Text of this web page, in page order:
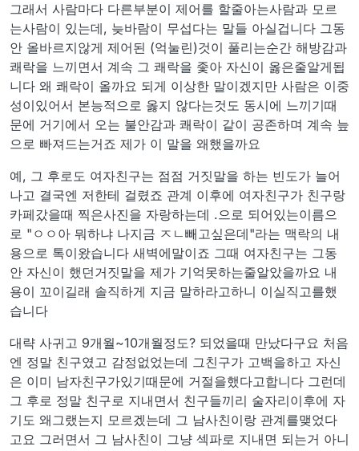
그래서 사람마다 다른부분이 제어를 할줄아는사람과 모르
는사람이 있는데, 늦바람이 무섭다는 말들 아실겁니다 그동
안 올바르지않게 제어된 (억눌린)것이 풀리는순간 해방감과
쾌락을 느끼면서 계속 그 쾌락을 좇아 자신이 옳은줄알게됩
니다 왜 쾌락이 올까요 되게 이상한 말이겠지만 사람은 이중
성이있어서 본능적으로 옳지 않다는것도 동시에 느끼기때
문에 거기에서 오는 불안감과 쾌락이 같이 공존하며 계속 늪
으로 빠져드는거죠 제가 이 말을 왜했을까요
예, 그 후로도 여자친구는 점점 거짓말을 하는 빈도가 늘어
나고 결국엔 저한테 걸렸죠 관계 이후에 여자친구가 친구랑
카페갔을때 찍은사진을 자랑하는데 .으로 되어있는이름으
로 "ㅇㅇ아 뭐하냐 나지금 ㅈㄴ빼고싶은데"라는 맥락의 내
용으로 톡이왔습니다 새벽에말이죠 그때 여자친구는 그동
안 자신이 했던거짓말을 제가 기억못하는줄알았을까요 내
용이 꼬이길래 솔직하게 지금 말하라고하니 이실직고를했
습니다
대략 사귀고 9개월~10개월정도? 되었을때 만났다구요 처음
엔 정말 친구였고 감정없었는데 그친구가 고백을하고 자신
은 이미 남자친구가있기때문에 거절을했다고합니다 그런데
그 후로 정말 친구로 지내면서 친구들끼리 술자리이후에 자
기도 왜그랬는지 모르겠는데 그 남사친이랑 관계를맺었다
고요 그러면서 그 남사친이 그냥 섹파로 지내면 되는거 아니